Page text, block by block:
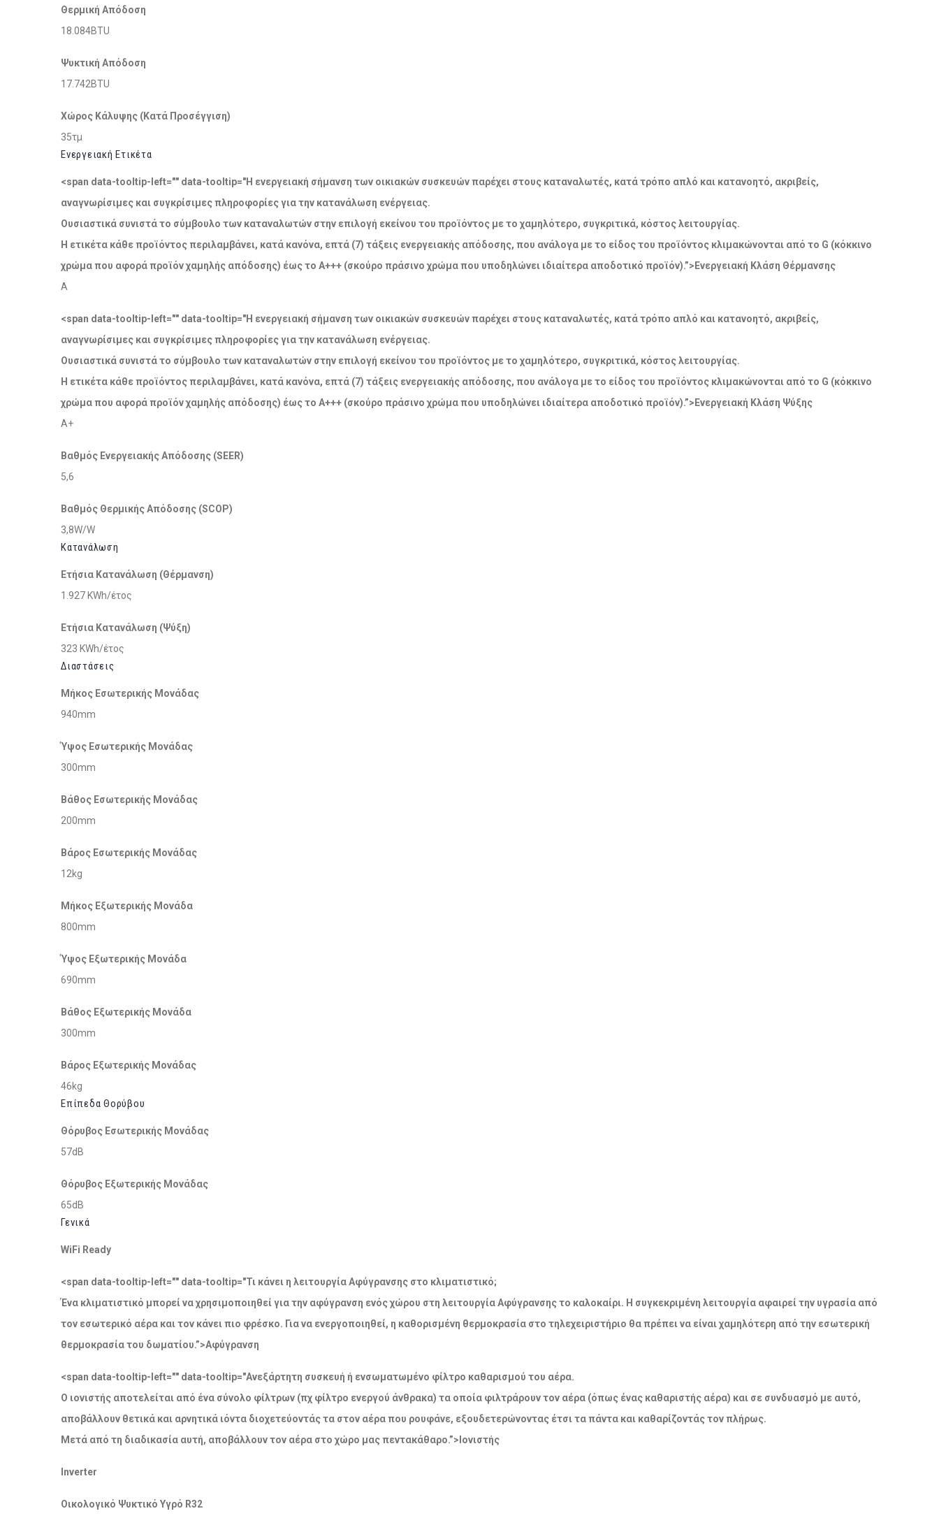
Θερμική Απόδοση
18.084BTU
Ψυκτική Απόδοση
17.742BTU
Χώρος Κάλυψης (Κατά Προσέγγιση)
35τμ
Ενεργειακή Ετικέτα
<span data-tooltip-left="" data-tooltip="Η ενεργειακή σήμανση των οικιακών συσκευών παρέχει στους καταναλωτές, κατά τρόπο απλό και κατανοητό, ακριβείς,
αναγνωρίσιμες και συγκρίσιμες πληροφορίες για την κατανάλωση ενέργειας.
Ουσιαστικά συνιστά το σύμβουλο των καταναλωτών στην επιλογή εκείνου του προϊόντος με το χαμηλότερο, συγκριτικά, κόστος λειτουργίας.
Η ετικέτα κάθε προϊόντος περιλαμβάνει, κατά κανόνα, επτά (7) τάξεις ενεργειακής απόδοσης, που ανάλογα με το είδος του προϊόντος κλιμακώνονται από το G (κόκκινο
χρώμα που αφορά προϊόν χαμηλής απόδοσης) έως το Α+++ (σκούρο πράσινο χρώμα που υποδηλώνει ιδιαίτερα αποδοτικό προϊόν).”>Ενεργειακή Κλάση Θέρμανσης
A
<span data-tooltip-left="" data-tooltip="Η ενεργειακή σήμανση των οικιακών συσκευών παρέχει στους καταναλωτές, κατά τρόπο απλό και κατανοητό, ακριβείς,
αναγνωρίσιμες και συγκρίσιμες πληροφορίες για την κατανάλωση ενέργειας.
Ουσιαστικά συνιστά το σύμβουλο των καταναλωτών στην επιλογή εκείνου του προϊόντος με το χαμηλότερο, συγκριτικά, κόστος λειτουργίας.
Η ετικέτα κάθε προϊόντος περιλαμβάνει, κατά κανόνα, επτά (7) τάξεις ενεργειακής απόδοσης, που ανάλογα με το είδος του προϊόντος κλιμακώνονται από το G (κόκκινο
χρώμα που αφορά προϊόν χαμηλής απόδοσης) έως το Α+++ (σκούρο πράσινο χρώμα που υποδηλώνει ιδιαίτερα αποδοτικό προϊόν).”>Ενεργειακή Κλάση Ψύξης
A+
Βαθμός Ενεργειακής Απόδοσης (SEER)
5,6
Βαθμός Θερμικής Απόδοσης (SCOP)
3,8W/W
Κατανάλωση
Ετήσια Κατανάλωση (Θέρμανση)
1.927 KWh/έτος
Ετήσια Κατανάλωση (Ψύξη)
323 KWh/έτος
Διαστάσεις
Μήκος Εσωτερικής Μονάδας
940mm
Ύψος Εσωτερικής Μονάδας
300mm
Βάθος Εσωτερικής Μονάδας
200mm
Βάρος Εσωτερικής Μονάδας
12kg
Μήκος Εξωτερικής Μονάδα
800mm
Ύψος Εξωτερικής Μονάδα
690mm
Βάθος Εξωτερικής Μονάδα
300mm
Βάρος Εξωτερικής Μονάδας
46kg
Επίπεδα Θορύβου
Θόρυβος Εσωτερικής Μονάδας
57dB
Θόρυβος Εξωτερικής Μονάδας
65dB
Γενικά
WiFi Ready
<span data-tooltip-left="" data-tooltip="Τι κάνει η λειτουργία Αφύγρανσης στο κλιματιστικό;
Ένα κλιματιστικό μπορεί να χρησιμοποιηθεί για την αφύγρανση ενός χώρου στη λειτουργία Αφύγρανσης το καλοκαίρι. Η συγκεκριμένη λειτουργία αφαιρεί την υγρασία από
τον εσωτερικό αέρα και τον κάνει πιο φρέσκο. Για να ενεργοποιηθεί, η καθορισμένη θερμοκρασία στο τηλεχειριστήριο θα πρέπει να είναι χαμηλότερη από την εσωτερική
θερμοκρασία του δωματίου.”>Αφύγρανση
<span data-tooltip-left="" data-tooltip="Ανεξάρτητη συσκευή ή ενσωματωμένο φίλτρο καθαρισμού του αέρα.
Ο ιονιστής αποτελείται από ένα σύνολο φίλτρων (πχ φίλτρο ενεργού άνθρακα) τα οποία φιλτράρουν τον αέρα (όπως ένας καθαριστής αέρα) και σε συνδυασμό με αυτό,
αποβάλλουν θετικά και αρνητικά ιόντα διοχετεύοντάς τα στον αέρα που ρουφάνε, εξουδετερώνοντας έτσι τα πάντα και καθαρίζοντάς τον πλήρως.
Μετά από τη διαδικασία αυτή, αποβάλλουν τον αέρα στο χώρο μας πεντακάθαρο.”>Ιονιστής
Inverter
Οικολογικό Ψυκτικό Υγρό R32